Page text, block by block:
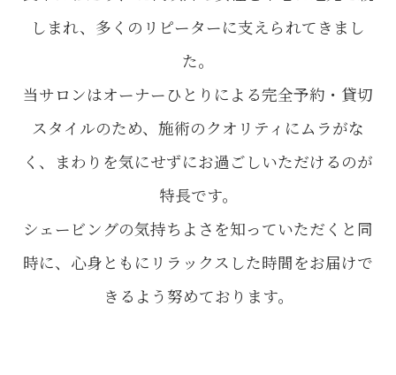
しまれ、多くのリピーターに支えられてきまし
た。
当サロンはオーナーひとりによる完全予約・貸切
スタイルのため、施術のクオリティにムラがな
く、まわりを気にせずにお過ごしいただけるのが
特長です。
シェービングの気持ちよさを知っていただくと同
時に、心身ともにリラックスした時間をお届けで
きるよう努めております。